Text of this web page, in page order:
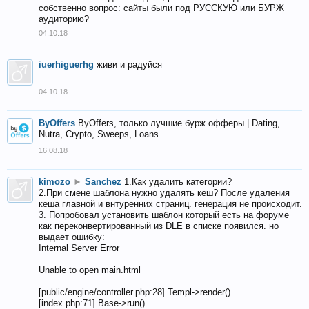
собственно вопрос: сайты были под РУССКУЮ или БУРЖ
аудиторию?
04.10.18
iuerhiguerhg живи и радуйся
04.10.18
ByOffers ByOffers, только лучшие бурж офферы | Dating,
Nutra, Crypto, Sweeps, Loans
16.08.18
kimozo ► Sanchez 1.Как удалить категории?
2.При смене шаблона нужно удалять кеш? После удаления
кеша главной и внтуренних страниц. генерация не происходит.
3. Попробовал установить шаблон который есть на форуме
как переконвертированный из DLE в списке появился. но
выдает ошибку:
Internal Server Error
Unable to open main.html
[public/engine/controller.php:28] Templ->render()
[index.php:71] Base->run()